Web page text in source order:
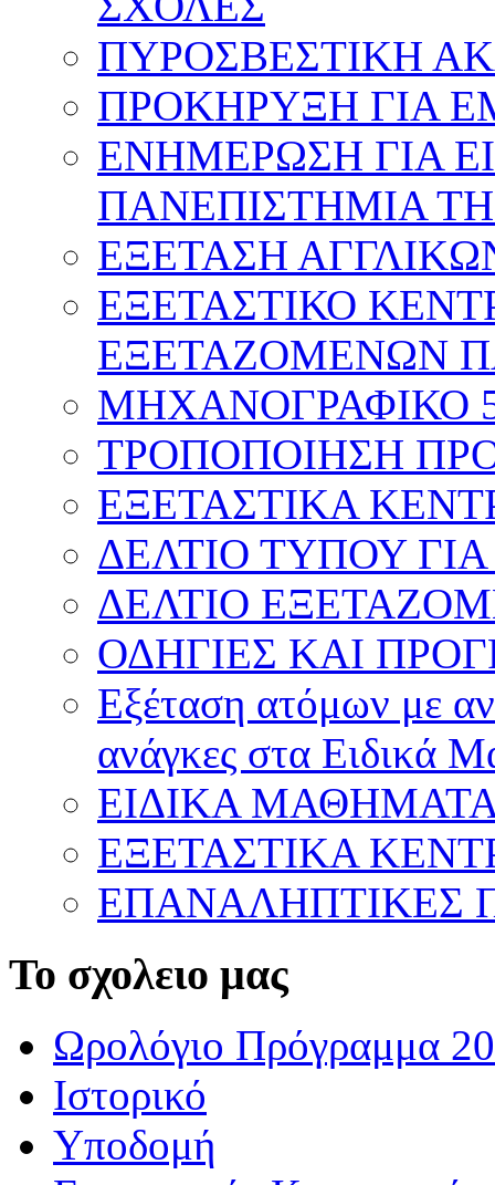
ΠΥΡΟΣΒΕΣΤΙΚΗ
ΠΡΟΚΗΡΥΞΗ ΓΙΑ
ΕΝΗΜΕΡΩΣΗ ΓΙΑ
ΠΑΝΕΠΙΣΤΗΜΙΑ
ΕΞΕΤΑΣΗ
ΕΞΕΤΑΣΤΙΚΟ
ΕΞΕΤΑΖΟΜΕΝΩΝ
ΜΗΧΑΝΟΓΡΑΦΙΚΟ
ΤΡΟΠΟΠΟΙΗΣΗ
ΕΞΕΤΑΣΤΙΚΑ
ΔΕΛΤΙΟ ΤΥΠΟΥ
ΔΕΛΤΙΟ
ΟΔΗΓΙΕΣ ΚΑΙ
Εξέταση ατόμων με
ανάγκες στα Ειδικά
ΕΙΔΙΚΑ
ΕΞΕΤΑΣΤΙΚΑ
ΕΠΑΝΑΛΗΠΤΙΚΕΣ
Το σχολειο μας
Ωρολόγιο Πρόγραμμα
Ιστορικό
Υποδομή